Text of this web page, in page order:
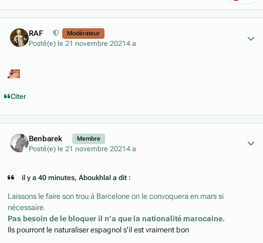
RAF Modérateur
Posté(e) le 21 novembre 20214 a
Citer
Benbarek Membre
Posté(e) le 21 novembre 20214 a
il y a 40 minutes, Aboukhlal a dit :
Laissons le faire son trou à Barcelone on le convoquera en mars si
nécessaire.
Pas besoin de le bloquer il n’a que la nationalité marocaine.
Ils pourront le naturaliser espagnol s'il est vraiment bon